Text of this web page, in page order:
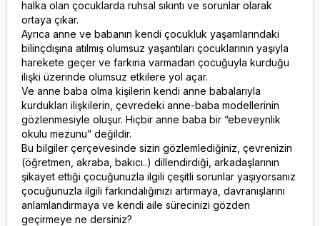
halka olan çocuklarda ruhsal sıkıntı ve sorunlar olarak
ortaya çıkar.
Ayrıca anne ve babanın kendi çocukluk yaşamlarındaki
bilinçdışına atılmış olumsuz yaşantıları çocuklarının yaşıyla
harekete geçer ve farkına varmadan çocuğuyla kurduğu
ilişki üzerinde olumsuz etkilere yol açar.
Ve anne baba olma kişilerin kendi anne babalarıyla
kurdukları ilişkilerin, çevredeki anne-baba modellerinin
gözlenmesiyle oluşur. Hiçbir anne baba bir “ebeveynlik
okulu mezunu” değildir.
Bu bilgiler çerçevesinde sizin gözlemlediğiniz, çevrenizin
(öğretmen, akraba, bakıcı..) dillendirdiği, arkadaşlarının
şikayet ettiği çocuğunuzla ilgili çeşitli sorunlar yaşıyorsanız
çocuğunuzla ilgili farkındalığınızı artırmaya, davranışlarını
anlamlandırmaya ve kendi aile sürecinizi gözden
geçirmeye ne dersiniz?